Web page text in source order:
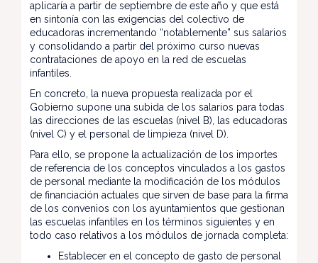
aplicaría a partir de septiembre de este año y que está
en sintonía con las exigencias del colectivo de
educadoras incrementando “notablemente” sus salarios
y consolidando a partir del próximo curso nuevas
contrataciones de apoyo en la red de escuelas
infantiles.
En concreto, la nueva propuesta realizada por el
Gobierno supone una subida de los salarios para todas
las direcciones de las escuelas (nivel B), las educadoras
(nivel C) y el personal de limpieza (nivel D).
Para ello, se propone la actualización de los importes
de referencia de los conceptos vinculados a los gastos
de personal mediante la modificación de los módulos
de financiación actuales que sirven de base para la firma
de los convenios con los ayuntamientos que gestionan
las escuelas infantiles en los términos siguientes y en
todo caso relativos a los módulos de jornada completa:
Establecer en el concepto de gasto de personal